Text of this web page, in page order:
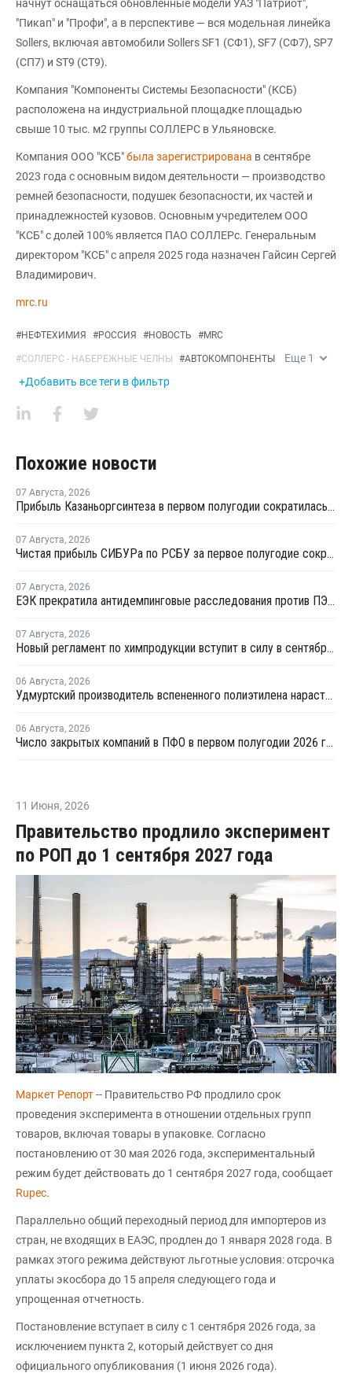
начнут оснащаться обновленные модели УАЗ "Патриот",
"Пикап" и "Профи", а в перспективе — вся модельная линейка
Sollers, включая автомобили Sollers SF1 (СФ1), SF7 (СФ7), SP7
(СП7) и ST9 (СТ9).
Компания "Компоненты Системы Безопасности" (КСБ)
расположена на индустриальной площадке площадью
свыше 10 тыс. м2 группы СОЛЛЕРС в Ульяновске.
Компания ООО "КСБ"была зарегистрирована в сентябре
2023 года с основным видом деятельности — производство
ремней безопасности, подушек безопасности, их частей и
принадлежностей кузовов. Основным учредителем ООО
"КСБ" с долей 100% является ПАО СОЛЛЕРс. Генеральным
директором "КСБ" с апреля 2025 года назначен Гайсин Сергей
Владимирович.
mrc.ru
#НЕФТЕХИМИЯ #РОССИЯ #НОВОСТЬ #MRC
#СОЛЛЕРС - НАБЕРЕЖНЫЕ ЧЕЛНЫ #АВТОКОМПОНЕНТЫ Еще 1
+Добавить все теги в фильтр
Похожие новости
07 Августа, 2026
Прибыль Казаньоргсинтеза в первом полугодии сократилась более чем в 2 раза
07 Августа, 2026
Чистая прибыль СИБУРа по РСБУ за первое полугодие сократилась в 3,6 раза
07 Августа, 2026
ЕЭК прекратила антидемпинговые расследования против ПЭ и ПП из Азербайджана и Туркменистана
07 Августа, 2026
Новый регламент по химпродукции вступит в силу в сентябре 2027 года
06 Августа, 2026
Удмуртский производитель вспененного полиэтилена нарастит выпуск на 15%
06 Августа, 2026
Число закрытых компаний в ПФО в первом полугодии 2026 года вдвое превысило число новых
11 Июня, 2026
Правительство продлило эксперимент
по РОП до 1 сентября 2027 года
Маркет Репорт-- Правительство РФ продлило срок
проведения эксперимента в отношении отдельных групп
товаров, включая товары в упаковке. Согласно
постановлению от 30 мая 2026 года, экспериментальный
режим будет действовать до 1 сентября 2027 года, сообщает
Rupec.
Параллельно общий переходный период для импортеров из
стран, не входящих в ЕАЭС, продлен до 1 января 2028 года. В
рамках этого режима действуют льготные условия: отсрочка
уплаты экосбора до 15 апреля следующего года и
упрощенная отчетность.
Постановление вступает в силу с 1 сентября 2026 года, за
исключением пункта 2, который действует со дня
официального опубликования (1 июня 2026 года).